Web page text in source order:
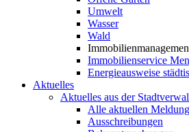
Umwelt
Wasser
Wald
Immobilienservice
Energieausweise
Aktuelles
Aktuelles aus der
Alle aktuellen
Ausschreibungen